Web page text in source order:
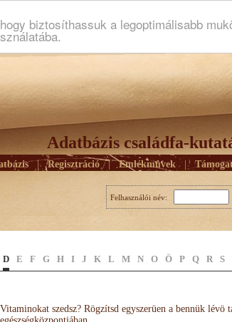
biztosíthassuk a legoptimálisabb
Adatbázis családfa-
| Regisztráció | Emlékmûvek |
Felhasználói név:
D E F G H I J K L M N O Ö P Q R S
Vitaminokat szedsz? Rögzítsd egyszerüen a bennük lévö